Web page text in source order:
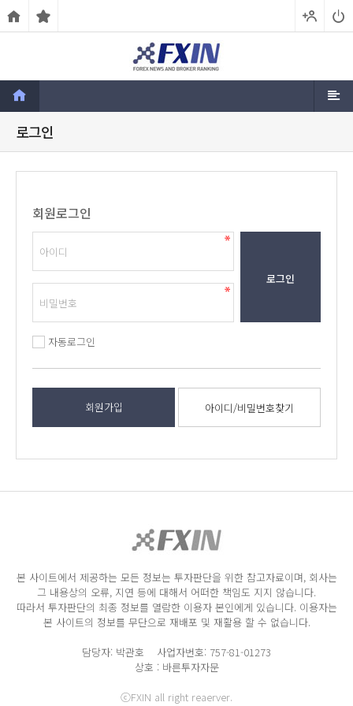
로그인
회원로그인
로그인
자동로그인
회원가입 아이디/비밀번호찾기
본 사이트에서 제공하는 모든 정보는 투자판단을 위한 참고자료이며, 회사는
그 내용상의 오류, 지연 등에 대해서 어떠한 책임도 지지 않습니다.
따라서 투자판단의 최종 정보를 열람한 이용자 본인에게 있습니다. 이용자는
본 사이트의 정보를 무단으로 재배포 및 재활용 할 수 없습니다.
담당자: 박관호 사업자번호: 757-81-01273
상호 : 바른투자자문
ⓒFXIN all right reaerver.